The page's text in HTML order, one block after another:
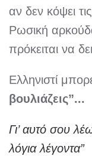
αν δεν κόψει
Ρωσική
πρόκειται να
Ελληνιστί
βουλιάζεις”...
Γι’ αυτό σου
λόγια λέγοντα”